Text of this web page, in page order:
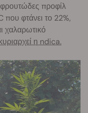
φρουτώδες προφίλ
που φτάνει το 22%,
χαλαρωτικό
η ndica.